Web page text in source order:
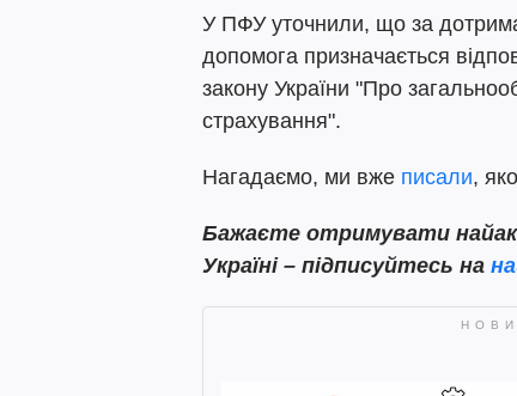
У ПФУ уточнили, що за
допомога призначається
закону України "Про
страхування".
Нагадаємо, ми вже писали,
Бажаєте отримувати
Україні – підписуйтесь на